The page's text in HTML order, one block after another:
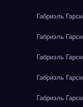
Габриэль
Габриэль
Габриэль
Габриэль
Габриэль